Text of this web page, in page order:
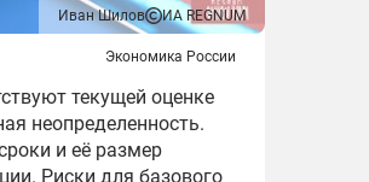
Иван Шилов ИА REGNUM
Экономика России
текущей оценке
неопределенность.
и её размер
Риски для базового